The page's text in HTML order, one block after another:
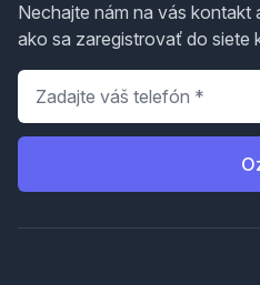
Nechajte nám na vás kontakt
ako sa zaregistrovať do siete
Telefón